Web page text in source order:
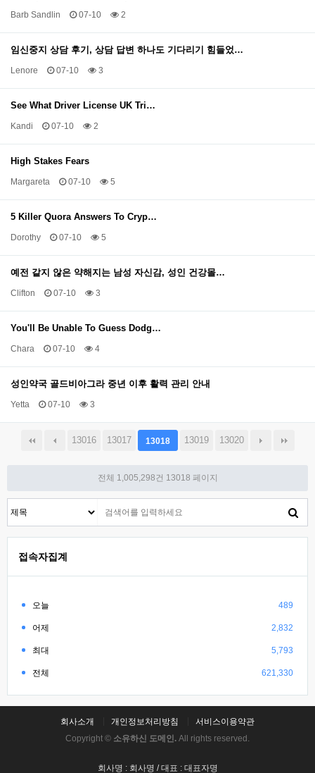
Barb Sandlin 07-10 2
임신중지 상담 후기, 상담 답변 하나도 기다리기 힘들었…
Lenore 07-10 3
See What Driver License UK Tri…
Kandi 07-10 2
High Stakes Fears
Margareta 07-10 5
5 Killer Quora Answers To Cryp…
Dorothy 07-10 5
예전 같지 않은 약해지는 남성 자신감, 성인 건강몰…
Clifton 07-10 3
You'll Be Unable To Guess Dodg…
Chara 07-10 4
성인약국 골드비아그라 중년 이후 활력 관리 안내
Yetta 07-10 3
13016 13017 13018 13019 13020
전체 1,005,298건 13018 페이지
접속자집계
오늘 489
어제 2,832
최대 5,793
전체 621,330
회사소개 개인정보처리방침
서비스이용약관
Copyright © 소유하신 도메인. All rights reserved.
회사명 : 회사명 / 대표 : 대표자명